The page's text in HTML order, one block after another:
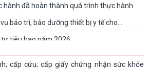
hành đã hoàn thành quá trình thực hành
bảo trì, bảo dưỡng thiết bị y tế cho...
tiêu hao năm 2026
tiêu hao năm 2026
cấp cứu; cấp giấy chứng nhận sức khỏe